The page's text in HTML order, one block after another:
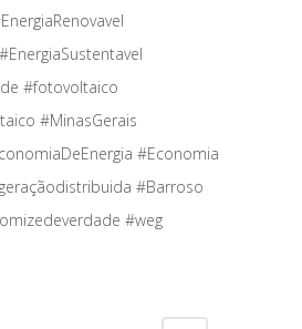
#fotovoltaico
#MinasGerais
#Economia
#Barroso
#weg